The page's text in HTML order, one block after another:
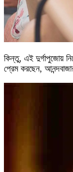
কিন্তু, এই দুর্গাপুজোয়
প্রেম করছেন,